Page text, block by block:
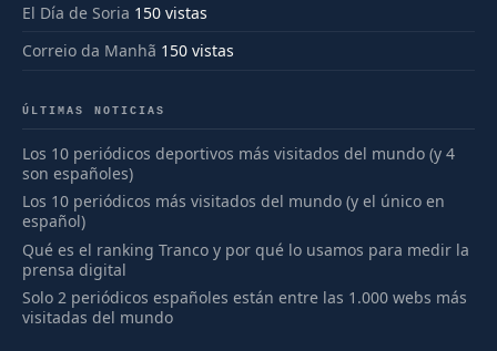
El Día de Soria 150 vistas
Correio da Manhã 150 vistas
ÚLTIMAS NOTICIAS
Los 10 periódicos deportivos más visitados del mundo (y 4
son españoles)
Los 10 periódicos más visitados del mundo (y el único en
español)
Qué es el ranking Tranco y por qué lo usamos para medir la
prensa digital
Solo 2 periódicos españoles están entre las 1.000 webs más
visitadas del mundo